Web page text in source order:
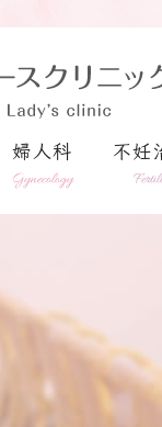
婦人科
Gynecology
不妊